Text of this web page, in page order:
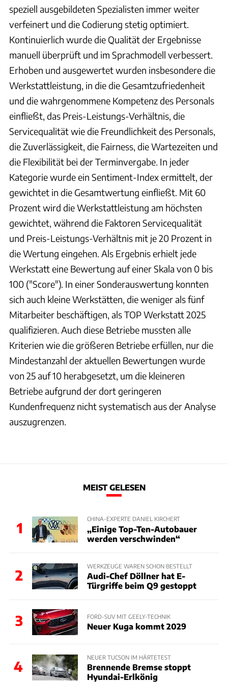
speziell ausgebildeten Spezialisten immer weiter
verfeinert und die Codierung stetig optimiert.
Kontinuierlich wurde die Qualität der Ergebnisse
manuell überprüft und im Sprachmodell verbessert.
Erhoben und ausgewertet wurden insbesondere die
Werkstattleistung, in die die Gesamtzufriedenheit
und die wahrgenommene Kompetenz des Personals
einfließt, das Preis-Leistungs-Verhältnis, die
Servicequalität wie die Freundlichkeit des Personals,
die Zuverlässigkeit, die Fairness, die Wartezeiten und
die Flexibilität bei der Terminvergabe. In jeder
Kategorie wurde ein Sentiment-Index ermittelt, der
gewichtet in die Gesamtwertung einfließt. Mit 60
Prozent wird die Werkstattleistung am höchsten
gewichtet, während die Faktoren Servicequalität
und Preis-Leistungs-Verhältnis mit je 20 Prozent in
die Wertung eingehen. Als Ergebnis erhielt jede
Werkstatt eine Bewertung auf einer Skala von 0 bis
100 ("Score"). In einer Sonderauswertung konnten
sich auch kleine Werkstätten, die weniger als fünf
Mitarbeiter beschäftigen, als TOP Werkstatt 2025
qualifizieren. Auch diese Betriebe mussten alle
Kriterien wie die größeren Betriebe erfüllen, nur die
Mindestanzahl der aktuellen Bewertungen wurde
von 25 auf 10 herabgesetzt, um die kleineren
Betriebe aufgrund der dort geringeren
Kundenfrequenz nicht systematisch aus der Analyse
auszugrenzen.
MEIST GELESEN
1
CHINA-EXPERTE DANIEL KIRCHERT
„Einige Top-Ten-Autobauer
werden verschwinden“
2
WERKZEUGE WAREN SCHON BESTELLT
Audi-Chef Döllner hat E-
Türgriffe beim Q9 gestoppt
3 FORD-SUV MIT GEELY-TECHNIK
Neuer Kuga kommt 2029
4
NEUER TUCSON IM HÄRTETEST
Brennende Bremse stoppt
Hyundai-Erlkönig